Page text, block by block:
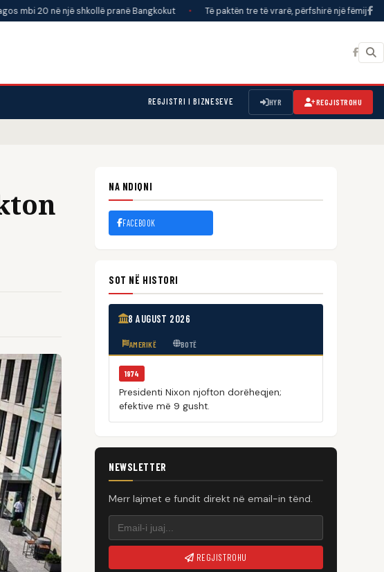
një shkollë pranë Bangkokut • Të paktën tre të vrarë, përfshirë një fëmijë, në sulmet
REGJISTRI I BIZNESEVE HYR REGJISTROHU
NA NDIQNI
FACEBOOK
SOT NË HISTORI
8 AUGUST 2026
AMERIKË BOTË
1974
Presidenti Nixon njofton dorëheqjen;
efektive më 9 gusht.
NEWSLETTER
Merr lajmet e fundit direkt në email-in tënd.
REGJISTROHU